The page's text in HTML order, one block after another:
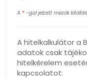
A * -gal jelzett mezők
A hitelkalkulátor a
adatok csak
hitelkérelem
kapcsolatot: